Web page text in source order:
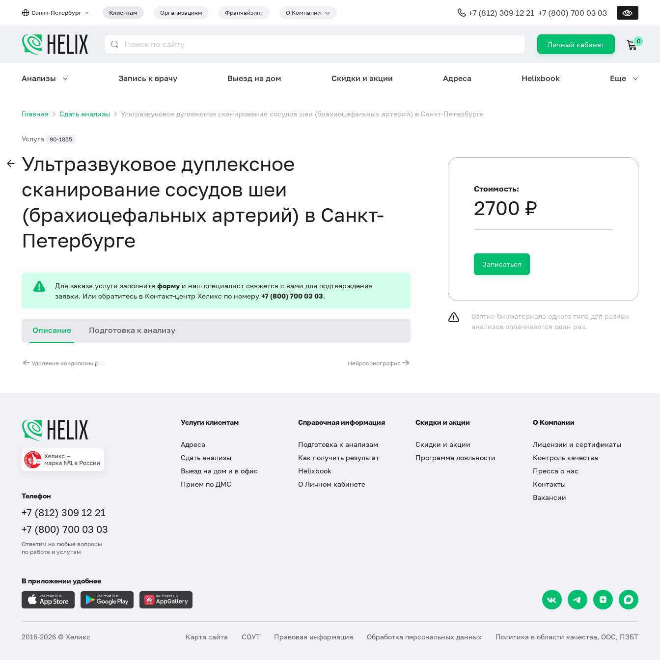
Санкт-Петербург Клиентам Организациям Франчайзинг О Компании +7 (812) 309 12 21 +7 (800) 700 03 03
Личный кабинет 0
Анализы Запись к врачу Выезд на дом Скидки и акции Адреса Helixbook Еще
Главная Сдать анализы Ультразвуковое дуплексное сканирование сосудов шеи (брахиоцефальных артерий) в Санкт-Петербурге
Услуга 90-1855
Ультразвуковое дуплексное
сканирование сосудов шеи
(брахиоцефальных артерий) в Санкт-
Петербурге
Для заказа услуги заполните форму и наш специалист свяжется с вами для подтверждения
заявки. Или обратитесь в Контакт-центр Хеликс по номеру +7 (800) 700 03 03.
Описание Подготовка к анализу
Удаление кондиломы радиоволновым методом на аппарате ЭХВЧ-200-01 "ЭФА" (1 элемент) Нейросонография
Стоимость:
2700 ₽
Записаться
Взятие биоматериала одного типа для разных
анализов оплачивается один раз.
Телефон
+7 (812) 309 12 21
+7 (800) 700 03 03
Ответим на любые вопросы
по работе и услугам
Услуги клиентам
Адреса
Сдать анализы
Выезд на дом и в офис
Прием по ДМС
Справочная информация
Подготовка к анализам
Как получить результат
Helixbook
О Личном кабинете
Скидки и акции
Скидки и акции
Программа лояльности
О Компании
Лицензии и сертификаты
Контроль качества
Пресса о нас
Контакты
Вакансии
В приложении удобнее
2016-2026 © Хеликс Карта сайта СОУТ Правовая информация Обработка персональных данных Политика в области качества, ООС, ПЗБТ